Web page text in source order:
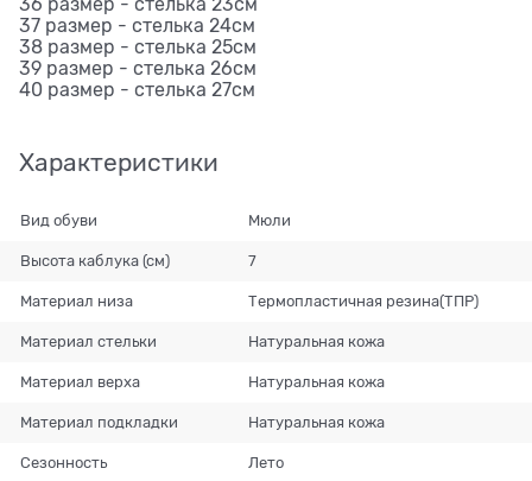
36 размер - стелька 23см
37 размер - стелька 24см
38 размер - стелька 25см
39 размер - стелька 26см
40 размер - стелька 27см
Характеристики
Вид обуви Мюли
Высота каблука (см) 7
Материал низа Термопластичная резина(ТПР)
Материал стельки Натуральная кожа
Материал верха Натуральная кожа
Материал подкладки Натуральная кожа
Сезонность Лето